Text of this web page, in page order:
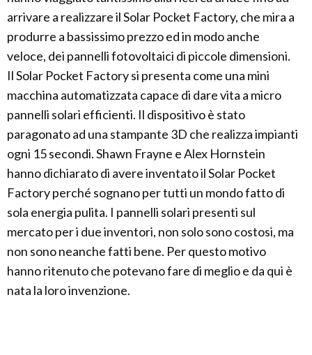
arrivare a realizzare il Solar Pocket Factory, che mira a
produrre a bassissimo prezzo ed in modo anche
veloce, dei pannelli fotovoltaici di piccole dimensioni.
Il Solar Pocket Factory si presenta come una mini
macchina automatizzata capace di dare vita a micro
pannelli solari efficienti. Il dispositivo è stato
paragonato ad una stampante 3D che realizza impianti
ogni 15 secondi. Shawn Frayne e Alex Hornstein
hanno dichiarato di avere inventato il Solar Pocket
Factory perché sognano per tutti un mondo fatto di
sola energia pulita. I pannelli solari presenti sul
mercato per i due inventori, non solo sono costosi, ma
non sono neanche fatti bene. Per questo motivo
hanno ritenuto che potevano fare di meglio e da qui è
nata la loro invenzione.